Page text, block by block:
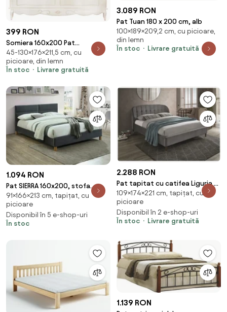
399 RON
Somiera 160x200 Pat
Casandra, Lemn Masiv, Alb
Antic
45-130×176×211,5 cm, cu
picioare, din lemn
În stoc
Livrare gratuită
3.089 RON
Pat Tuan 180 x 200 cm, alb
100×189×209,2 cm, cu picioare,
din lemn
În stoc
Livrare gratuită
1.094 RON
Pat SIERRA 160x200, stofa
catifelata gri - Tap. 150,
somiera inclusa
91×166×213 cm, tapițat, cu
picioare
Disponibil în 5 e-shop-uri
În stoc
2.288 RON
Pat tapitat cu catifea Liguria -
Gri - 160x200
109×174×221 cm, tapițat, cu
picioare
Disponibil în 2 e-shop-uri
În stoc
Livrare gratuită
1.139 RON